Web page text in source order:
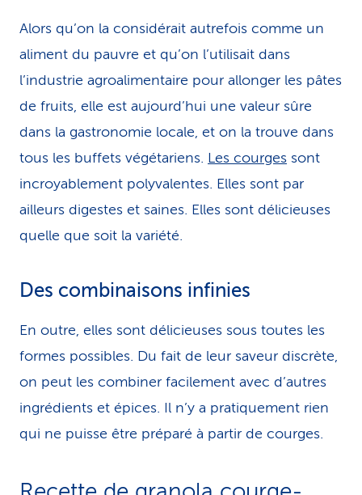
Alors qu’on la considérait autrefois comme un
aliment du pauvre et qu’on l’utilisait dans
l’industrie agroalimentaire pour allonger les pâtes
de fruits, elle est aujourd’hui une valeur sûre
dans la gastronomie locale, et on la trouve dans
tous les buffets végétariens. Les courges sont
incroyablement polyvalentes. Elles sont par
ailleurs digestes et saines. Elles sont délicieuses
quelle que soit la variété.
Des combinaisons infinies
En outre, elles sont délicieuses sous toutes les
formes possibles. Du fait de leur saveur discrète,
on peut les combi­ner facilement avec d’autres
ingrédients et épices. Il n’y a pratiquement rien
qui ne puisse être préparé à partir de courges.